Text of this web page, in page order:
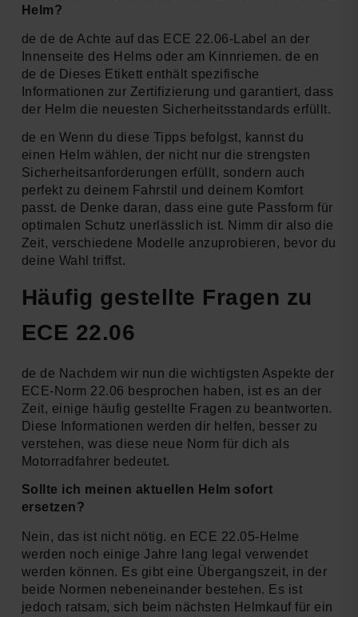
Helm?
de de de Achte auf das ECE 22.06-Label an der
Innenseite des Helms oder am Kinnriemen. de en
de de Dieses Etikett enthält spezifische
Informationen zur Zertifizierung und garantiert, dass
der Helm die neuesten Sicherheitsstandards erfüllt.
de en Wenn du diese Tipps befolgst, kannst du
einen Helm wählen, der nicht nur die strengsten
Sicherheitsanforderungen erfüllt, sondern auch
perfekt zu deinem Fahrstil und deinem Komfort
passt. de Denke daran, dass eine gute Passform für
optimalen Schutz unerlässlich ist. Nimm dir also die
Zeit, verschiedene Modelle anzuprobieren, bevor du
deine Wahl triffst.
Häufig gestellte Fragen zu
ECE 22.06
de de Nachdem wir nun die wichtigsten Aspekte der
ECE-Norm 22.06 besprochen haben, ist es an der
Zeit, einige häufig gestellte Fragen zu beantworten.
Diese Informationen werden dir helfen, besser zu
verstehen, was diese neue Norm für dich als
Motorradfahrer bedeutet.
Sollte ich meinen aktuellen Helm sofort
ersetzen?
Nein, das ist nicht nötig. en ECE 22.05-Helme
werden noch einige Jahre lang legal verwendet
werden können. Es gibt eine Übergangszeit, in der
beide Normen nebeneinander bestehen. Es ist
jedoch ratsam, sich beim nächsten Helmkauf für ein